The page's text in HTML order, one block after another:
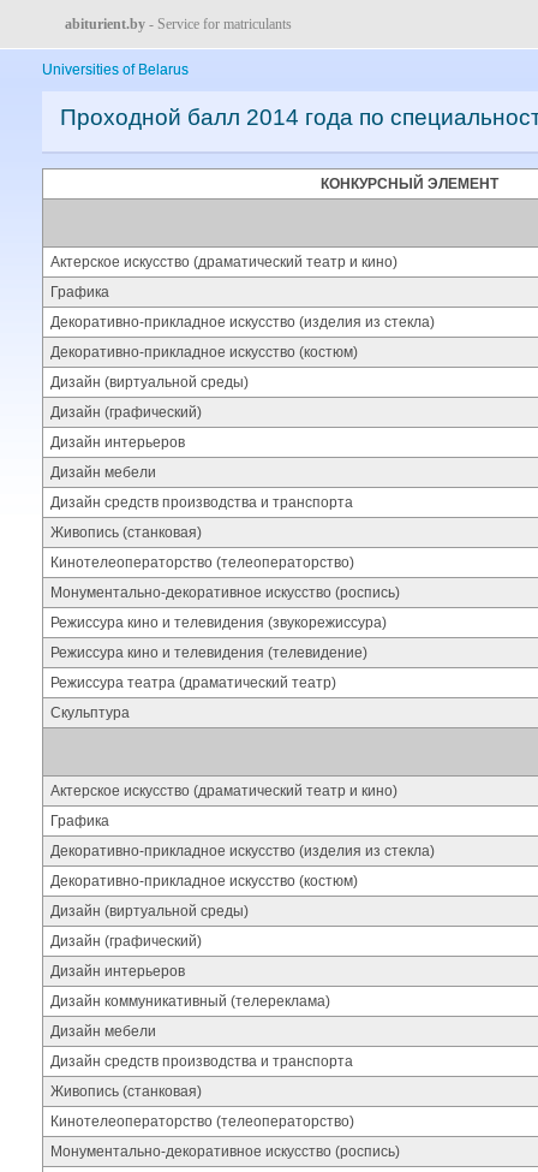
abiturient.by - Service for matriculants
Universities of Belarus
Проходной балл 2014 года по
КОНКУРСНЫЙ ЭЛЕМЕНТ
Актерское искусство (драматический театр и кино)
Графика
Декоративно-прикладное искусство (изделия из стекла)
Декоративно-прикладное искусство (костюм)
Дизайн (виртуальной среды)
Дизайн (графический)
Дизайн интерьеров
Дизайн мебели
Дизайн средств производства и транспорта
Живопись (станковая)
Кинотелеоператорство (телеоператорство)
Монументально-декоративное искусство (роспись)
Режиссура кино и телевидения (звукорежиссура)
Режиссура кино и телевидения (телевидение)
Режиссура театра (драматический театр)
Скульптура
Актерское искусство (драматический театр и кино)
Графика
Декоративно-прикладное искусство (изделия из стекла)
Декоративно-прикладное искусство (костюм)
Дизайн (виртуальной среды)
Дизайн (графический)
Дизайн интерьеров
Дизайн коммуникативный (телереклама)
Дизайн мебели
Дизайн средств производства и транспорта
Живопись (станковая)
Кинотелеоператорство (телеоператорство)
Монументально-декоративное искусство (роспись)